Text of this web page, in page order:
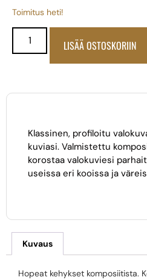
Toimitus heti!
LISÄÄ OSTOSKORIIN
Klassinen, profiloitu
kuviasi. Valmistettu
korostaa valokuviesi
useissa eri kooissa ja
Kuvaus
Hopeat kehykset komposiitista.